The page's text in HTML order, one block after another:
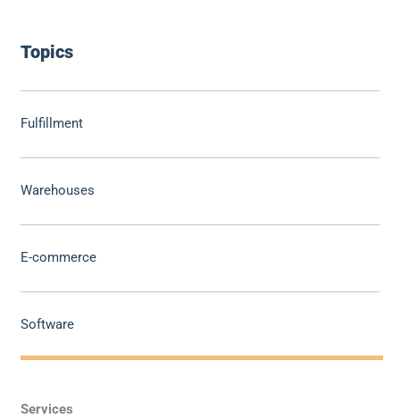
Topics
Fulfillment
Warehouses
E-commerce
Software
Services